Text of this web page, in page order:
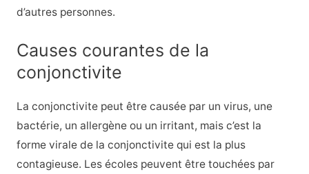
d’autres personnes.
Causes courantes de la
conjonctivite
La conjonctivite peut être causée par un virus, une
bactérie, un allergène ou un irritant, mais c’est la
forme virale de la conjonctivite qui est la plus
contagieuse. Les écoles peuvent être touchées par